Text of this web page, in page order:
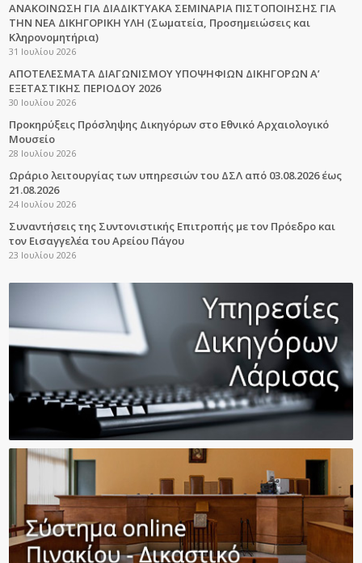
ΑΝΑΚΟΙΝΩΣΗ ΓΙΑ ΔΙΑΔΙΚΤΥΑΚΑ ΣΕΜΙΝΑΡΙΑ ΠΙΣΤΟΠΟΙΗΣΗΣ ΓΙΑ
ΤΗΝ ΝΕΑ ΔΙΚΗΓΟΡΙΚΗ ΥΛΗ (Σωματεία, Προσημειώσεις και
Κληρονομητήρια)
31 Ιουλίου 2026
ΑΠΟΤΕΛΕΣΜΑΤΑ ΔΙΑΓΩΝΙΣΜΟΥ ΥΠΟΨΗΦΙΩΝ ΔΙΚΗΓΟΡΩΝ Α’
ΕΞΕΤΑΣΤΙΚΗΣ ΠΕΡΙΟΔΟΥ 2026
30 Ιουλίου 2026
Προκηρύξεις Πρόσληψης Δικηγόρων στο Εθνικό Αρχαιολογικό
Μουσείο
28 Ιουλίου 2026
Ωράριο λειτουργίας των υπηρεσιών του ΔΣΛ από 03.08.2026 έως
21.08.2026
24 Ιουλίου 2026
Συναντήσεις της Συντονιστικής Επιτροπής με τον Πρόεδρο και
τον Εισαγγελέα του Αρείου Πάγου
23 Ιουλίου 2026